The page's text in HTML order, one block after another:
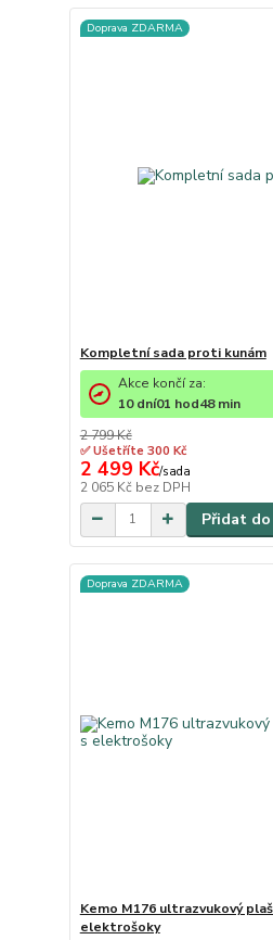
Doprava ZDARMA
Kompletní sada proti kunám
2 799 Kč
✅ Ušetříte 300 Kč
2 499 Kč/sada
2 065 Kč bez DPH
Akce končí za:
10 dní01 hod48min
Přidat
Doprava ZDARMA
Kemo M176 ultrazvukový
elektrošoky